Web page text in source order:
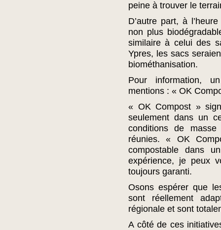
peine à trouver le
D’autre part, à
non plus
similaire à celui des
Ypres, les sacs
biométhanisation.
Pour information,
mentions : « OK
« OK Compost »
seulement dans un
conditions de
réunies. « OK
compostable dans
expérience, je peux
toujours garanti.
Osons espérer que
sont réellement
régionale et sont
A côté de ces